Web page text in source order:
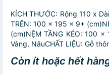
KÍCH THƯỚC: Rộng 110 x
TRÊN: 100 x 195 x 9+
(cm)NỆM TẦNG KÉO: 100
Vàng, NâuCHẤT LIỆU: Gỗ
Còn ít hoặc hết